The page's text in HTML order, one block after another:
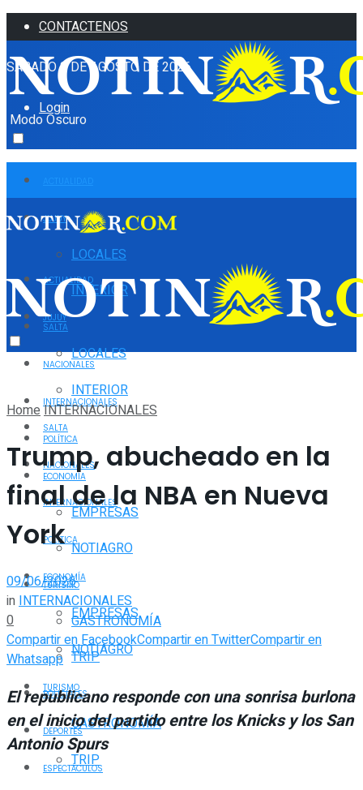
CONTACTENOS
SÁBADO 8 DE AGOSTO DE 2026
Login
Modo Oscuro
JUJUY
LOCALES
INTERIOR
SALTA
NACIONALES
INTERNACIONALES
POLÍTICA
ECONOMÍA
EMPRESAS
NOTIAGRO
TURISMO
GASTRONOMÍA
TRIP
POLICIALES
DEPORTES
ESPECTÁCULOS
ACTUALIDAD
JUJUY
LOCALES
INTERIOR
SALTA
NACIONALES
INTERNACIONALES
POLÍTICA
ECONOMÍA
EMPRESAS
NOTIAGRO
TURISMO
GASTRONOMÍA
TRIP
HomeINTERNACIONALES
Trump, abucheado en la
final de la NBA en Nueva
York
09/06/2026
inINTERNACIONALES
0
Compartir en FacebookCompartir en TwitterCompartir en
Whatsapp
El republicano responde con una sonrisa burlona
en el inicio del partido entre los Knicks y los San
Antonio Spurs